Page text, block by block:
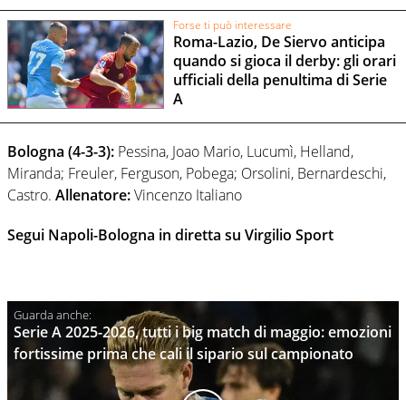
Forse ti può interessare
Roma-Lazio, De Siervo anticipa
quando si gioca il derby: gli orari
ufficiali della penultima di Serie
A
Bologna (4-3-3): Pessina, Joao Mario, Lucumì, Helland,
Miranda; Freuler, Ferguson, Pobega; Orsolini, Bernardeschi,
Castro. Allenatore:Vincenzo Italiano
Segui Napoli-Bologna in diretta su Virgilio Sport
Serie A 2025-2026, tutti i big match di maggio: emozioni
fortissime prima che cali il sipario sul campionato